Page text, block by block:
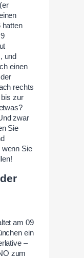
hatten
und
einen
rechts
bis zur
zwar
Sie
Sie
am 09
ein
–
zum